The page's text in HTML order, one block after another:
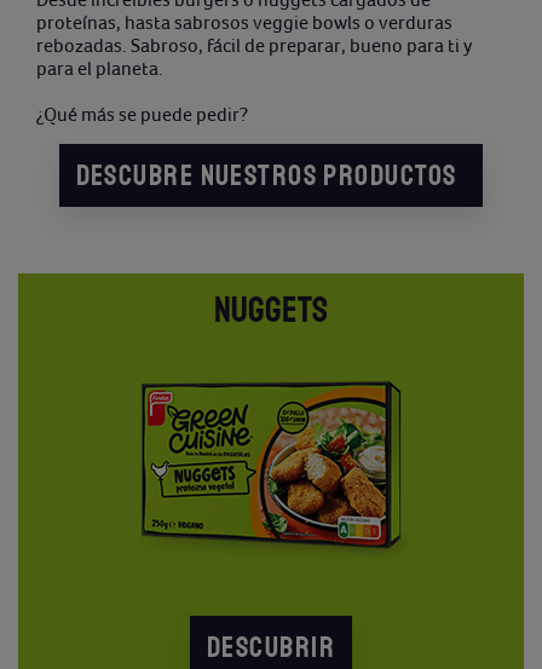
proteínas, hasta sabrosos veggie bowls o verduras
rebozadas. Sabroso, fácil de preparar, bueno para ti y
para el planeta.
¿Qué más se puede pedir?
DESCUBRE NUESTROS PRODUCTOS
NUGGETS
DESCUBRIR